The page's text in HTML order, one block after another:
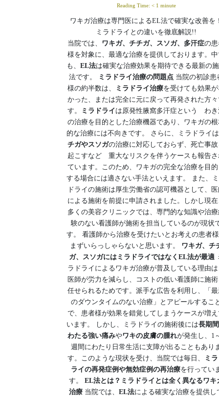
Reading Time: < 1 minute
ワキガ治療は専門医によるEL法で確実な改善を
ミラドライとの違いを徹底解説!!
当院では、 ワキガ、チチガ、スソガ、多汗症の
様を対象に、最適な治療を提供しております。
も、 EL法は確実な治療効果を期待できる最新の
法です。
ミラドライ治療の問題点 当院の初診患
様の約半数は、
ミラドライ治療を受けても効果
かった、または完全に元に戻って再発された方
す。
ミラドライ は原発性腋窩多汗症という わき
の治療を目的とした治療機器であり、ワキガの
的な治療には不向きです。 さらに、ミラドライは
チガやスソガの治療に対応しておらず、死亡事
起こすなど 重大なリスクを伴うケースも報告さ
ています。このため、ワキガの完全な治療を目
する場合には適さない手法といえます。 また、
ドライの施術は厚生労働省の認可機器として、
による施術を前提に申請されました。しかし現
多くの美容クリニックでは、専門的な知識や治
験のない看護師が施術を担当しているのが現状
す。 看護師から治療を受けたいとお考えの患者
まずいらっしゃらないと思います。 ワキガ、チ
ガ、スソガにはミラドライではなくEL法が最適
ラドライによるワキガ治療が普及している理由
医師が労力を減らし、コストの低い看護師に施
任せられるためです。派手な広告を利用し、「
のダウンタイムのない治療」とアピールするこ
で、患者様が効果を錯覚してしまうケースが増
います。 しかし、ミラドライの施術後には長期
わたる強い痛みやワキの皮膚の腫れが発生し、1
週間にわたり日常生活に支障が出ることもあり
す。このような現状を受け、当院では毎日、
ミ
ライの再発症例や無効症例の再治療を行ってい
す。 EL法とは？ミラドライとは全く異なるワキ
治療 当院では、 EL法による確実な治療を提供し